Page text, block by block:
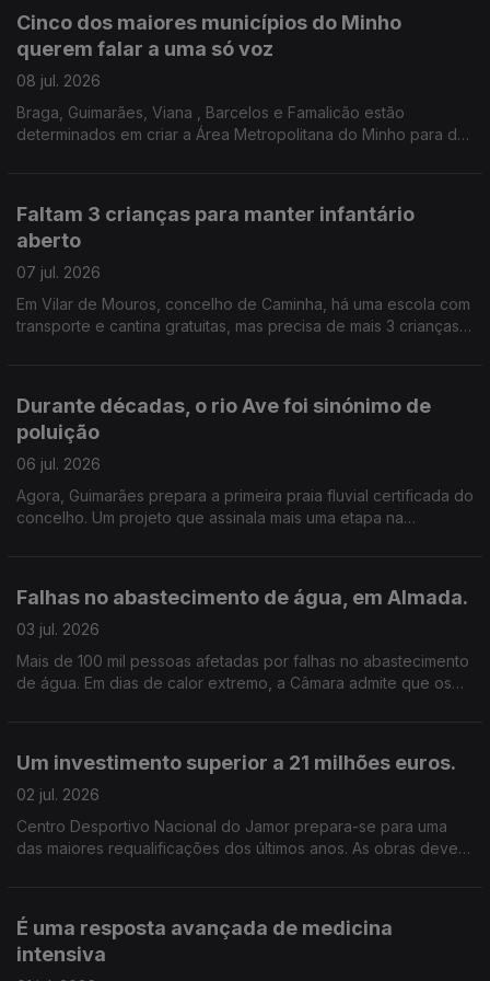
Cinco dos maiores municípios do Minho
querem falar a uma só voz
08 jul. 2026
Braga, Guimarães, Viana , Barcelos e Famalicão estão
determinados em criar a Área Metropolitana do Minho para dar
Faltam 3 crianças para manter infantário
aberto
07 jul. 2026
Em Vilar de Mouros, concelho de Caminha, há uma escola com
transporte e cantina gratuitas, mas precisa de mais 3 crianças
Durante décadas, o rio Ave foi sinónimo de
poluição
06 jul. 2026
Agora, Guimarães prepara a primeira praia fluvial certificada do
concelho. Um projeto que assinala mais uma etapa na
Falhas no abastecimento de água, em Almada.
03 jul. 2026
Mais de 100 mil pessoas afetadas por falhas no abastecimento
de água. Em dias de calor extremo, a Câmara admite que os
Um investimento superior a 21 milhões euros.
02 jul. 2026
Centro Desportivo Nacional do Jamor prepara-se para uma
das maiores requalificações dos últimos anos. As obras devem
É uma resposta avançada de medicina
intensiva